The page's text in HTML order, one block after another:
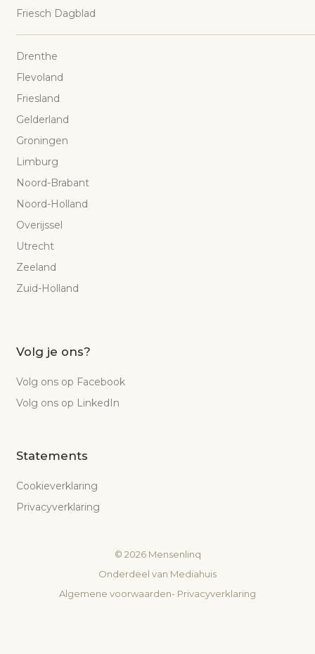
Friesch Dagblad
Drenthe
Flevoland
Friesland
Gelderland
Groningen
Limburg
Noord-Brabant
Noord-Holland
Overijssel
Utrecht
Zeeland
Zuid-Holland
Volg je ons?
Volg ons op Facebook
Volg ons op LinkedIn
Statements
Cookieverklaring
Privacyverklaring
© 2026Mensenlinq
Onderdeel van Mediahuis
Algemene voorwaarden- Privacyverklaring